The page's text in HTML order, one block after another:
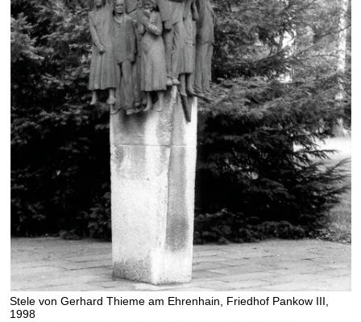
Stele von Gerhard Thieme am Ehrenhain, Friedhof Pankow III,
1998